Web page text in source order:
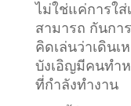
ไม่ใช่แค่การใ
สามารถ กันก
คิดเล่นว่าเดิน
บังเอิญมีคนทำ
ที่กำลังทำงาน